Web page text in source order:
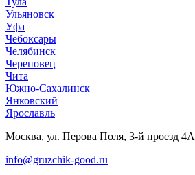
Ульяновск
Уфа
Чебоксары
Челябинск
Череповец
Чита
Южно-Сахалинск
Янковский
Ярославль
Москва, ул. Перова Поля, 3-й проезд 4А
info@gruzchik-good.ru